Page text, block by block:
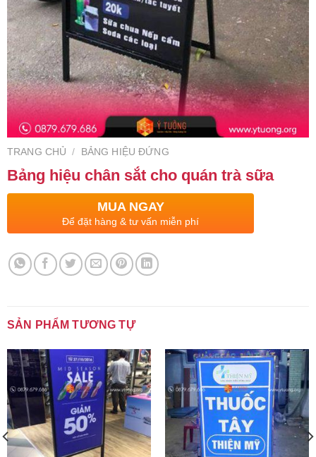
TRANG CHỦ / BẢNG HIỆU ĐỨNG
Bảng hiệu chân sắt cho quán trà sữa
MUA NGAY
Để đặt hàng & tư vấn miễn phí
SẢN PHẨM TƯƠNG TỰ